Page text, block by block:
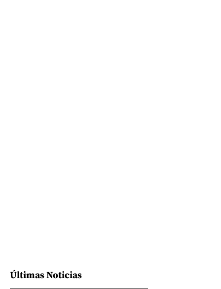
Últimas Noticias